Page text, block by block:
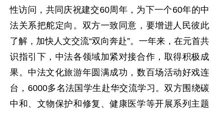
性访问，共同庆祝建交60周年，为下一个60年的中
法关系把舵定向。双方一致同意，要增进人民彼此
了解，加快人文交流“双向奔赴”。一年来，在元首共
识指引下，中法各领域加紧对接合作，取得积极成
果。中法文化旅游年圆满成功，数百场活动好戏连
台，6000多名法国学生赴华交流学习。双方围绕碳
中和、文物保护和修复、健康医学等开展系列主题